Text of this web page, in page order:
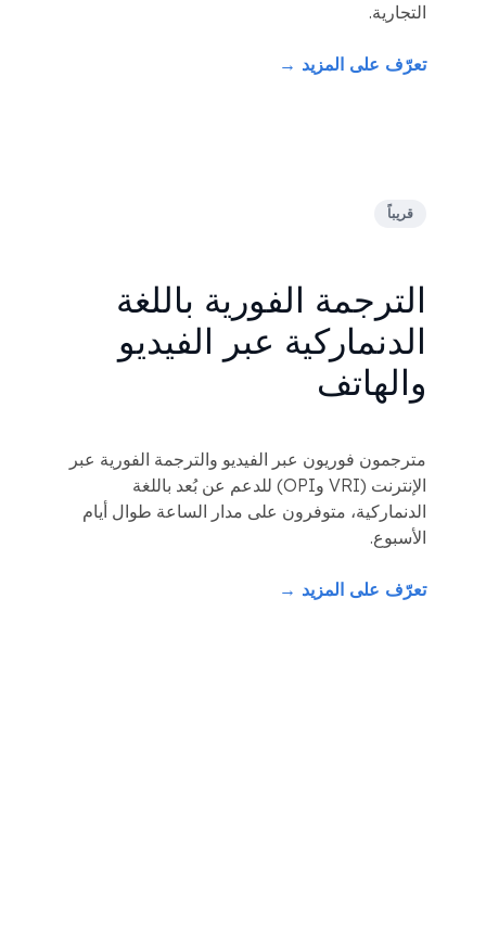
التجارية.
تعرّف على المزيد →
قريباً
الترجمة الفورية باللغة
الدنماركية عبر الفيديو
والهاتف
مترجمون فوريون عبر الفيديو والترجمة الفورية عبر
الإنترنت (VRI وOPI) للدعم عن بُعد باللغة
الدنماركية، متوفرون على مدار الساعة طوال أيام
الأسبوع.
تعرّف على المزيد →